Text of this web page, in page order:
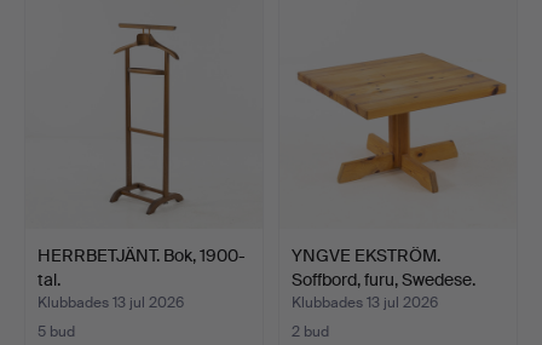
HERRBETJÄNT. Bok, 1900-
tal.
Klubbades 13 jul 2026
5 bud
YNGVE EKSTRÖM.
Soffbord, furu, Swedese.
Klubbades 13 jul 2026
2 bud